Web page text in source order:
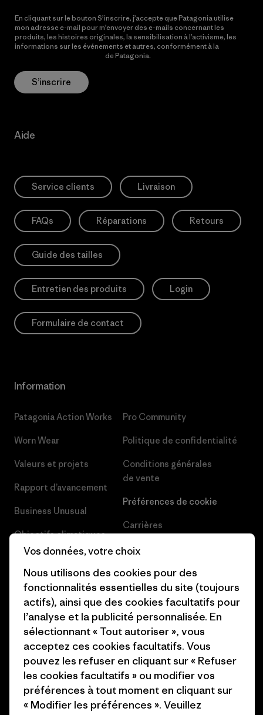
En cliquant sur le bouton S’inscrire, j’accepte que Patagonia utilise
mon adresse e-mail pour m’envoyer des e-mails concernant les
produits, les histoires originales, la sensibilisation à l’activisme, les
informations sur les événements et autres, conformément à la
de Patagonia.
S’inscrire
Aide
Service clients Livraison
FAQs Réparations Retours
Guide des tailles
Entretien des produits Login
Formulaire de contact
Information
Patagonia Action Works
Worn Wear
Valeurs et projets
Rapport d’avancement
Business Unusual
Objectifs climatiques
1% For The Planet
Comment nous finançons
Cartes cadeaux
Nos magasins
Pro Community
Politique de confidentialité
Conditions générales
de vente
Préférences de cookie
Carrières
Presse et media
Industry program
Programme d’affiliation
Patagonia France Plan du site
© 2026 Patagonia, Inc. All Rights Reserved.
Vos données, votre choix
Nous utilisons des cookies pour des
fonctionnalités essentielles du site (toujours
actifs), ainsi que des cookies facultatifs pour
l’analyse et la publicité personnalisée. En
sélectionnant « Tout autoriser », vous
acceptez ces cookies facultatifs. Vous
pouvez les refuser en cliquant sur « Refuser
les cookies facultatifs » ou modifier vos
préférences à tout moment en cliquant sur
« Modifier les préférences ». Veuillez